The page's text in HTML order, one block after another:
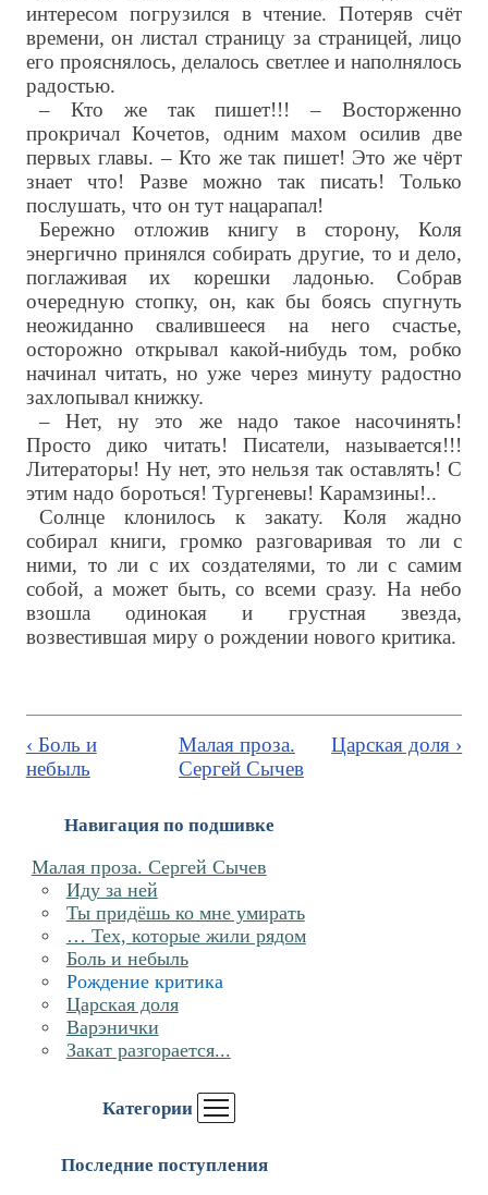
Навигация по подшивке
Малая проза. Сергей Сычев
Иду за ней
Ты придёшь ко мне умирать
… Тех, которые жили рядом
Боль и небыль
Рождение критика
Царская доля
Варэнички
Закат разгорается...
Категории
Последние поступления
интересом погрузился в чтение. Потеряв счёт
времени, он листал страницу за страницей, лицо
его прояснялось, делалось светлее и наполнялось
радостью.
– Кто же так пишет!!! – Восторженно
прокричал Кочетов, одним махом осилив две
первых главы. – Кто же так пишет! Это же чёрт
знает что! Разве можно так писать! Только
послушать, что он тут нацарапал!
Бережно отложив книгу в сторону, Коля
энергично принялся собирать другие, то и дело,
поглаживая их корешки ладонью. Собрав
очередную стопку, он, как бы боясь спугнуть
неожиданно свалившееся на него счастье,
осторожно открывал какой-нибудь том, робко
начинал читать, но уже через минуту радостно
захлопывал книжку.
– Нет, ну это же надо такое насочинять!
Просто дико читать! Писатели, называется!!!
Литераторы! Ну нет, это нельзя так оставлять! С
этим надо бороться! Тургеневы! Карамзины!..
Солнце клонилось к закату. Коля жадно
собирал книги, громко разговаривая то ли с
ними, то ли с их создателями, то ли с самим
собой, а может быть, со всеми сразу. На небо
взошла одинокая и грустная звезда,
возвестившая миру о рождении нового критика.
‹ Боль и
небыль
Малая проза.
Сергей Сычев
Царская доля ›